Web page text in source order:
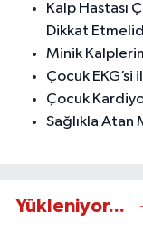
Kalp Hastası
Dikkat
Minik
Çocuk EKG’si
Çocuk
Sağlıkla Atan
Yükleniyor...